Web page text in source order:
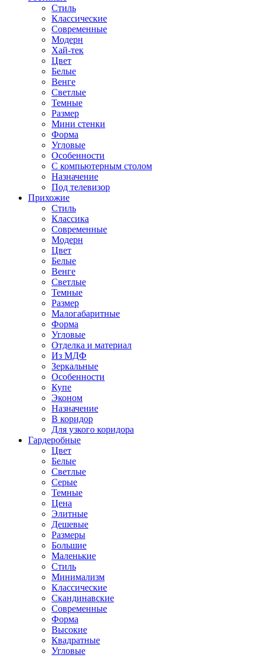
Стиль
Классические
Современные
Модерн
Хай-тек
Цвет
Белые
Венге
Светлые
Темные
Размер
Мини стенки
Форма
Угловые
Особенности
С компьютерным столом
Назначение
Под телевизор
Прихожие
Стиль
Классика
Современные
Модерн
Цвет
Белые
Венге
Светлые
Темные
Размер
Малогабаритные
Форма
Угловые
Отделка и материал
Из МДФ
Зеркальные
Особенности
Купе
Эконом
Назначение
В коридор
Для узкого коридора
Гардеробные
Цвет
Белые
Светлые
Серые
Темные
Цена
Элитные
Дешевые
Размеры
Большие
Маленькие
Стиль
Минимализм
Классические
Скандинавские
Современные
Форма
Высокие
Квадратные
Угловые